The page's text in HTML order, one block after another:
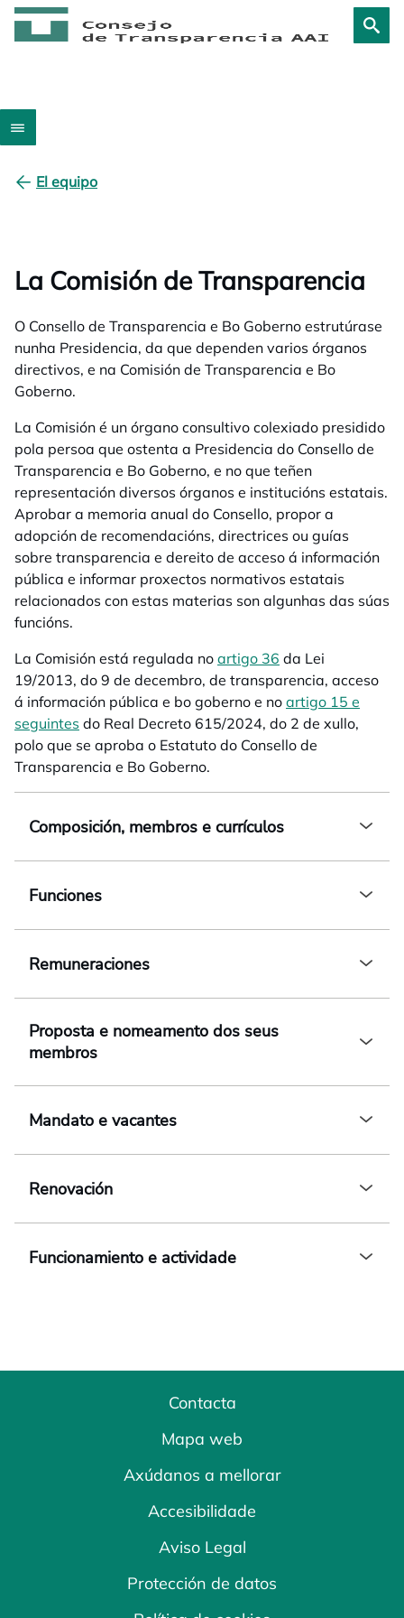
El equipo
La Comisión de Transparencia
O Consello de Transparencia e Bo Goberno estrutúrase
nunha Presidencia, da que dependen varios órganos
directivos, e na Comisión de Transparencia e Bo
Goberno.
La Comisión é un órgano consultivo colexiado presidido
pola persoa que ostenta a Presidencia do Consello de
Transparencia e Bo Goberno, e no que teñen
representación diversos órganos e institucións estatais.
Aprobar a memoria anual do Consello, propor a
adopción de recomendacións, directrices ou guías
sobre transparencia e dereito de acceso á información
pública e informar proxectos normativos estatais
relacionados con estas materias son algunhas das súas
funcións.
La Comisión está regulada no artigo 36 da Lei
19/2013, do 9 de decembro, de transparencia, acceso
á información pública e bo goberno e no artigo 15 e
seguintes do Real Decreto 615/2024, do 2 de xullo,
polo que se aproba o Estatuto do Consello de
Transparencia e Bo Goberno.
Composición, membros e currículos
Funciones
Remuneraciones
Proposta e nomeamento dos seus
membros
Mandato e vacantes
Renovación
Funcionamiento e actividade
Contacta
Mapa web
Axúdanos a mellorar
Accesibilidade
Aviso Legal
Protección de datos